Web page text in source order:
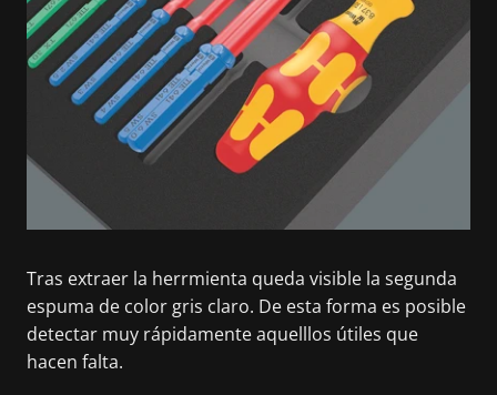
Tras extraer la herrmienta queda visible la segunda
espuma de color gris claro. De esta forma es posible
detectar muy rápidamente aquelllos útiles que
hacen falta.